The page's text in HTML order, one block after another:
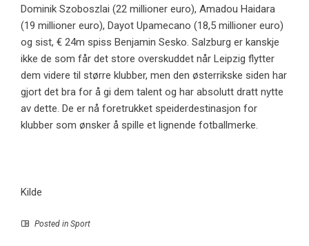
Dominik Szoboszlai (22 millioner euro), Amadou Haidara
(19 millioner euro), Dayot Upamecano (18,5 millioner euro)
og sist, € 24m spiss Benjamin Sesko. Salzburg er kanskje
ikke de som får det store overskuddet når Leipzig flytter
dem videre til større klubber, men den østerrikske siden har
gjort det bra for å gi dem talent og har absolutt dratt nytte
av dette. De er nå foretrukket speiderdestinasjon for
klubber som ønsker å spille et lignende fotballmerke.
Kilde
Posted in Sport